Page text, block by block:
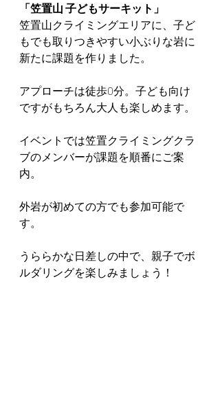
「笠置山 子どもサーキット」
笠置山クライミングエリアに、子ど
もでも取りつきやすい小ぶりな岩に
新たに課題を作りました。
アプローチは徒歩0分。子ども向け
ですがもちろん大人も楽しめます。
イベントでは笠置クライミングクラ
ブのメンバーが課題を順番にご案
内。
外岩が初めての方でも参加可能で
す。
うららかな日差しの中で、親子でボ
ルダリングを楽しみましょう！